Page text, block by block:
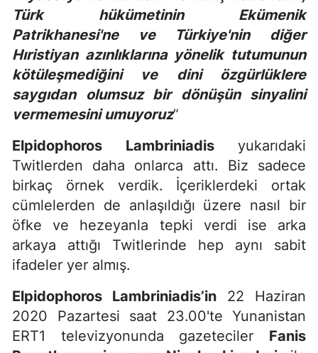
Türk hükümetinin Ekümenik
Patrikhanesi'ne ve Türkiye'nin diğer
Hıristiyan azınlıklarına yönelik tutumunun
kötüleşmediğini ve dini özgürlüklere
saygıdan olumsuz bir dönüşün sinyalini
vermemesini umuyoruz”
Elpidophoros Lambriniadis yukarıdaki
Twitlerden daha onlarca attı. Biz sadece
birkaç örnek verdik. İçeriklerdeki ortak
cümlelerden de anlaşıldığı üzere nasıl bir
öfke ve hezeyanla tepki verdi ise arka
arkaya attığı Twitlerinde hep aynı sabit
ifadeler yer almış.
Elpidophoros Lambriniadis’in 22 Haziran
2020 Pazartesi saat 23.00'te Yunanistan
ERT1 televizyonunda gazeteciler Fanis